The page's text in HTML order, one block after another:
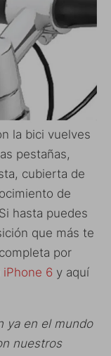
la bici vuelves
pestañas,
cubierta de
de
hasta puedes
que más te
por
iPhone 6 y aquí
ya en el mundo
nuestros